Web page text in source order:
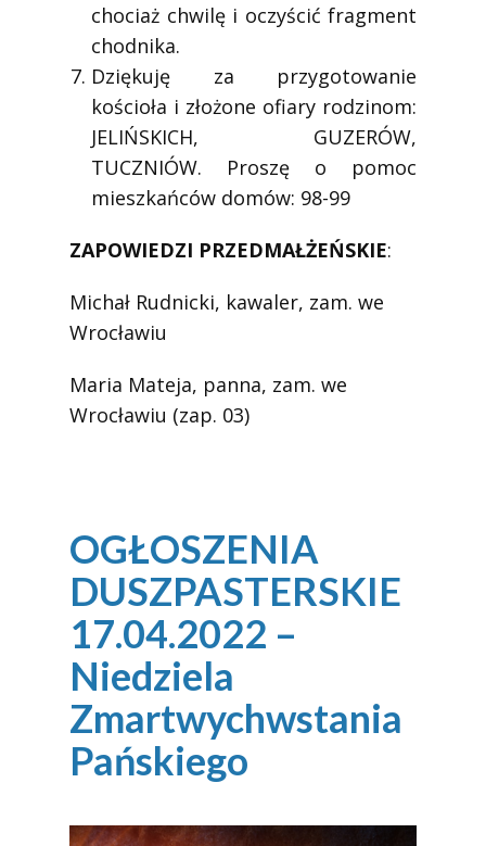
chociaż chwilę i oczyścić fragment
chodnika.
Dziękuję za przygotowanie
kościoła i złożone ofiary rodzinom:
JELIŃSKICH, GUZERÓW,
TUCZNIÓW. Proszę o pomoc
mieszkańców domów: 98-99
ZAPOWIEDZI PRZEDMAŁŻEŃSKIE:
Michał Rudnicki, kawaler, zam. we
Wrocławiu
Maria Mateja, panna, zam. we
Wrocławiu (zap. 03)
OGŁOSZENIA
DUSZPASTERSKIE
17.04.2022 –
Niedziela
Zmartwychwstania
Pańskiego